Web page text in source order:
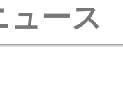
ュース